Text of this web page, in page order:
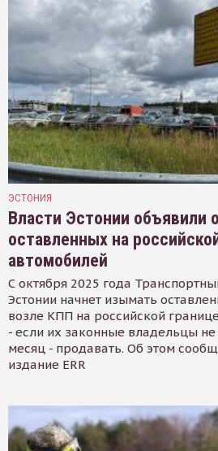
ЭСТОНИЯ
Власти Эстонии объявили
оставленных на
автомобилей
С октября 2025 года
Эстонии начнет изымать
возле КПП на российской
- если их законные владельцы не
месяц - продавать. Об этом
издание ERR